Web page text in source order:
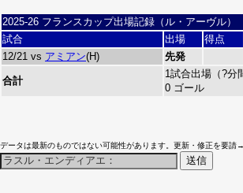
2025-26 フランスカップ出場記録（ル・アーヴル）
試合
出場 得点
12/21 vs アミアン(H) 先発
合計
1試合出場（?分
0 ゴール
データは最新のものではない可能性があります。更新・修正を要請→